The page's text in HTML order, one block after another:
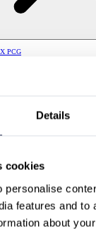
Details
cookies
personalise
features and to
about
PCG